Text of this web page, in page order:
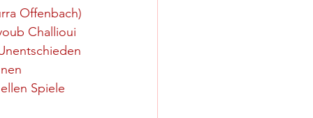
Offenbach)
Challioui
Spiele